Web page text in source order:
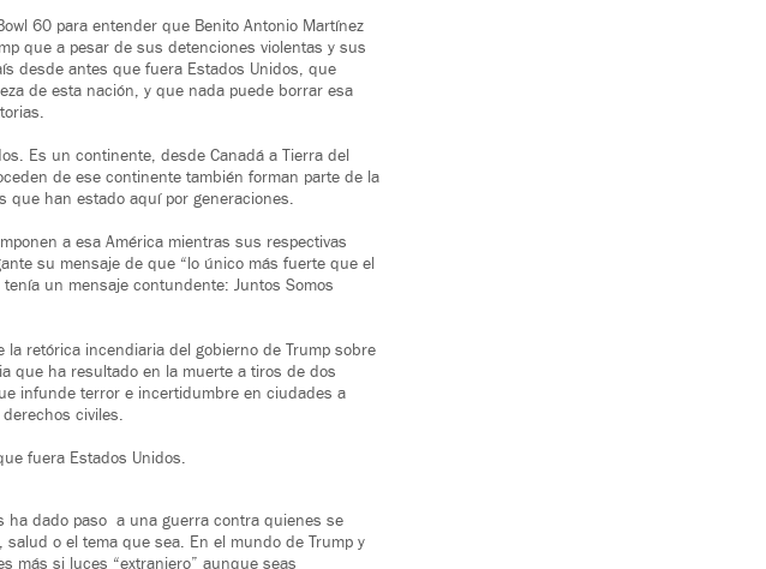
60 para entender que Benito Antonio Martínez
que a pesar de sus detenciones violentas y sus
desde antes que fuera Estados Unidos, que
de esta nación, y que nada puede borrar esa
Es un continente, desde Canadá a Tierra del
de ese continente también forman parte de la
que han estado aquí por generaciones.
a esa América mientras sus respectivas
su mensaje de que “lo único más fuerte que el
un mensaje contundente: Juntos Somos
retórica incendiaria del gobierno de Trump sobre
que ha resultado en la muerte a tiros de dos
infunde terror e incertidumbre en ciudades a
civiles.
fuera Estados Unidos.
ha dado paso a una guerra contra quienes se
o el tema que sea. En el mundo de Trump y
más si luces “extranjero” aunque seas